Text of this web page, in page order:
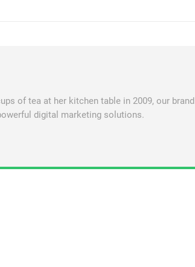
of tea at her kitchen table in 2009, our brand
digital marketing solutions.